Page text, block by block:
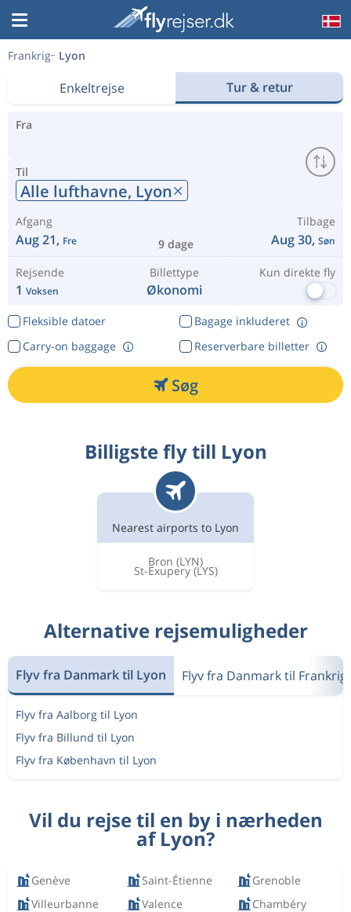
Frankrig Lyon
Enkeltrejse Tur & retur
Fra
Til
Alle lufthavne, Lyon
Afgang
Aug 21, Fre 9 dage
Tilbage
Aug 30, Søn
Rejsende
1 Voksen
Billettype
Økonomi
Kun direkte fly
Fleksible datoer
Bagage inkluderet
Reserverbare billetter
Carry-on baggage
Søg
Billigste fly till Lyon
Nearest airports to Lyon
Bron (LYN)
St-Exupery (LYS)
Alternative rejsemuligheder
Flyv fra Danmark til Lyon Flyv fra Danmark til Frankrig
Flyv fra Aalborg til Lyon
Flyv fra Billund til Lyon
Flyv fra København til Lyon
Vil du rejse til en by i nærheden
af Lyon?
Genève Saint-Étienne
Grenoble
Villeurbanne
Valence Chambéry